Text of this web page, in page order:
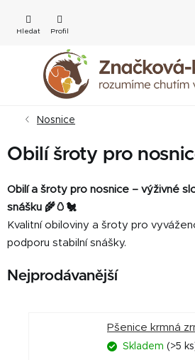
obsah
Nosnice
Obilí šroty pro
Obilí a šroty pro nosnice – výživné
snášku 🌾🥚🐔
Kvalitní obiloviny a šroty pro
podporu stabilní snášky.
Nejprodávanější
Pšenice krmná
Skladem (>5